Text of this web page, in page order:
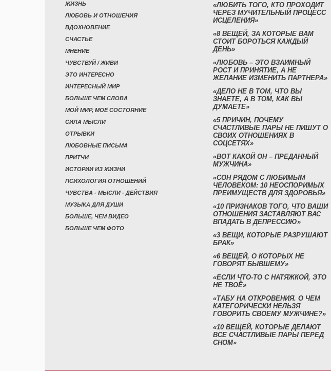
ЖИЗНЬ
ЛЮБОВЬ И ОТНОШЕНИЯ
ВДОХНОВЕНИЕ
СЧАСТЬЕ
МНЕНИЕ
ЧУВСТВУЙ / ЖИВИ
ЭТО ИНТЕРЕСНО
ИНТЕРЕСНЫЙ МИР
БОЛЬШЕ ЧЕМ СЛОВА
МОЙ МИР, МОЁ СОСТОЯНИЕ
СИЛА МЫСЛИ
ОТРЫВКИ
ЛЮБОВНЫЕ ПИСЬМА
ПРИТЧИ
ИСТОРИИ ИЗ ЖИЗНИ
ПСИХОЛОГИЯ ОТНОШЕНИЙ
ЧУВСТВА - МЫСЛИ - ДЕЙСТВИЯ
МУЗЫКА ДЛЯ ДУШИ
БОЛЬШЕ, ЧЕМ ВИДЕО
БОЛЬШЕ ЧЕМ ФОТО
«ЛЮБИТЬ ТОГО, КТО ПРОХОДИТ
ЧЕРЕЗ МУЧИТЕЛЬНЫЙ ПРОЦЕСС
ИСЦЕЛЕНИЯ»
«8 ВЕЩЕЙ, ЗА КОТОРЫЕ ВАМ
СТОИТ БОРОТЬСЯ КАЖДЫЙ
ДЕНЬ»
«ЛЮБОВЬ – ЭТО ВЗАИМНЫЙ
РОСТ И ПРИНЯТИЕ, А НЕ
ЖЕЛАНИЕ ИЗМЕНИТЬ ПАРТНЕРА»
«ДЕЛО НЕ В ТОМ, ЧТО ВЫ
ЗНАЕТЕ, А В ТОМ, КАК ВЫ
ДУМАЕТЕ»
«5 ПРИЧИН, ПОЧЕМУ
СЧАСТЛИВЫЕ ПАРЫ НЕ ПИШУТ О
СВОИХ ОТНОШЕНИЯХ В
СОЦСЕТЯХ»
«ВОТ КАКОЙ ОН – ПРЕДАННЫЙ
МУЖЧИНА»
«СОН РЯДОМ С ЛЮБИМЫМ
ЧЕЛОВЕКОМ: 10 НЕОСПОРИМЫХ
ПРЕИМУЩЕСТВ ДЛЯ ЗДОРОВЬЯ»
«10 ПРИЗНАКОВ ТОГО, ЧТО ВАШИ
ОТНОШЕНИЯ ЗАСТАВЛЯЮТ ВАС
ВПАДАТЬ В ДЕПРЕССИЮ»
«3 ВЕЩИ, КОТОРЫЕ РАЗРУШАЮТ
БРАК»
«6 ВЕЩЕЙ, О КОТОРЫХ НЕ
ГОВОРЯТ БЫВШЕМУ»
«ЕСЛИ ЧТО-ТО С НАТЯЖКОЙ, ЭТО
НЕ ТВОЁ»
«ТАБУ НА ОТКРОВЕНИЯ. О ЧЕМ
КАТЕГОРИЧЕСКИ НЕЛЬЗЯ
ГОВОРИТЬ СВОЕМУ МУЖЧИНЕ?»
«10 ВЕЩЕЙ, КОТОРЫЕ ДЕЛАЮТ
ВСЕ СЧАСТЛИВЫЕ ПАРЫ ПЕРЕД
СНОМ»